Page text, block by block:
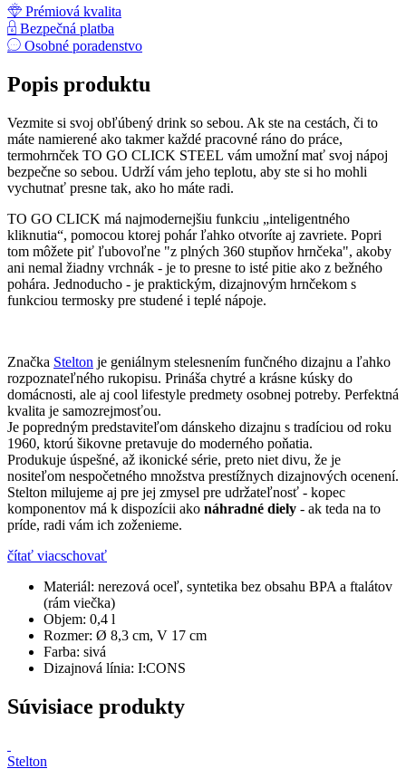
Prémiová kvalita
Bezpečná platba
Osobné poradenstvo
Popis produktu
Vezmite si svoj obľúbený drink so sebou. Ak ste na cestách, či to
máte namierené ako takmer každé pracovné ráno do práce,
termohrnček TO GO CLICK STEEL vám umožní mať svoj nápoj
bezpečne so sebou. Udrží vám jeho teplotu, aby ste si ho mohli
vychutnať presne tak, ako ho máte radi.
TO GO CLICK má najmodernejšiu funkciu „inteligentného
kliknutia“, pomocou ktorej pohár ľahko otvoríte aj zavriete. Popri
tom môžete piť ľubovoľne "z plných 360 stupňov hrnčeka", akoby
ani nemal žiadny vrchnák - je to presne to isté pitie ako z bežného
pohára. Jednoducho - je praktickým, dizajnovým hrnčekom s
funkciou termosky pre studené i teplé nápoje.
Značka Stelton je geniálnym stelesnením funčného dizajnu a ľahko
rozpoznateľného rukopisu. Prináša chytré a krásne kúsky do
domácnosti, ale aj cool lifestyle predmety osobnej potreby. Perfektná
kvalita je samozrejmosťou.
Je popredným predstaviteľom dánskeho dizajnu s tradíciou od roku
1960, ktorú šikovne pretavuje do moderného poňatia.
Produkuje úspešné, až ikonické série, preto niet divu, že je
nositeľom nespočetného množstva prestížnych dizajnových ocenení.
Stelton milujeme aj pre jej zmysel pre udržateľnosť - kopec
komponentov má k dispozícii ako náhradné diely - ak teda na to
príde, radi vám ich zoženieme.
čítať viacschovať
Materiál: nerezová oceľ, syntetika bez obsahu BPA a ftalátov
(rám viečka)
Objem: 0,4 l
Rozmer: Ø 8,3 cm, V 17 cm
Farba: sivá
Dizajnová línia: I:CONS
Súvisiace produkty
Stelton